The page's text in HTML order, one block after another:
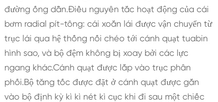
đường ống dẫn.Điều nguyên tắc hoạt động của cái
bơm radial pít-tông: cái xoắn lái được vận chuyển từ
trục lái qua hệ thống nối chéo tới cánh quạt tuabin
hình sao, và bộ đệm không bị xoay bởi các lực
ngang khác.Cánh quạt được lắp vào trục phân
phối.Bộ tăng tốc được đặt ở cánh quạt được gắn
vào bộ định kỳ kì kì nét kì cục khi đi sau một chiếc